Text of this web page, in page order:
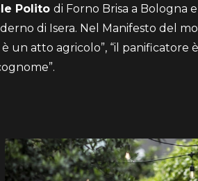
Polito di Forno Brisa a Bologna e
di Isera. Nel Manifesto del
un atto agricolo”, “il panificatore